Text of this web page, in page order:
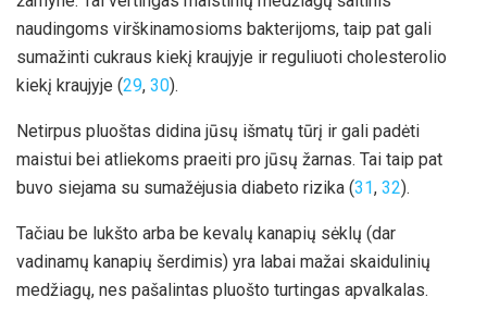
naudingoms virškinamosioms bakterijoms, taip pat gali
sumažinti cukraus kiekį kraujyje ir reguliuoti cholesterolio
kiekį kraujyje (29, 30).
Netirpus pluoštas didina jūsų išmatų tūrį ir gali padėti
maistui bei atliekoms praeiti pro jūsų žarnas. Tai taip pat
buvo siejama su sumažėjusia diabeto rizika (31, 32).
Tačiau be lukšto arba be kevalų kanapių sėklų (dar
vadinamų kanapių šerdimis) yra labai mažai skaidulinių
medžiagų, nes pašalintas pluošto turtingas apvalkalas.